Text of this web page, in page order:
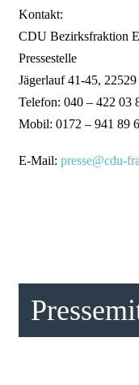
Kontakt:
CDU Bezirksfraktion
Pressestelle
Jägerlauf 41-45,
Telefon: 040 – 422 03
Mobil: 0172 – 941 89
E-Mail: presse@cdu-